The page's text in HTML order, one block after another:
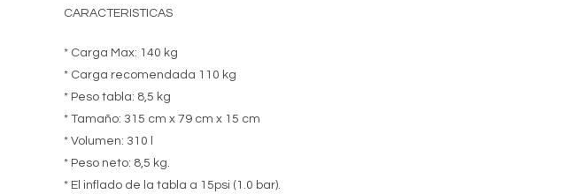
CARACTERISTICAS
* Carga Max: 140 kg
* Carga recomendada 110 kg
* Peso tabla: 8,5 kg
* Tamaño: 315 cm x 79 cm x 15 cm
* Volumen: 310 l
* Peso neto: 8,5 kg.
* El inflado de la tabla a 15psi (1.0 bar).